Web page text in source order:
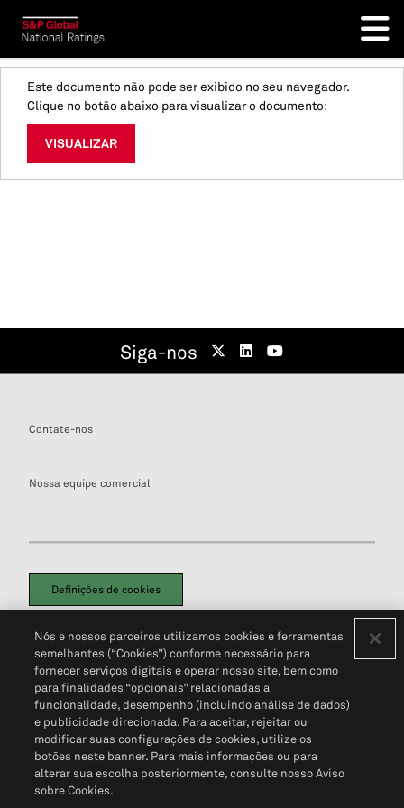
Este documento não pode ser exibido no seu navegador.
Clique no botão abaixo para visualizar o documento:
VISUALIZAR
Siga-nos
Contate-nos
Nossa equipe comercial
Definições de cookies
Política de PrivacidadePortal de privacidade do cliente (em inglês)
Não Venda Minhas Informações Pessoais© 2026 S&P Global
Nós e nossos parceiros utilizamos cookies e ferramentas
semelhantes (“Cookies”) conforme necessário para
fornecer serviços digitais e operar nosso site, bem como
para finalidades “opcionais” relacionadas a
funcionalidade, desempenho (incluindo análise de dados)
e publicidade direcionada. Para aceitar, rejeitar ou
modificar suas configurações de cookies, utilize os
botões neste banner. Para mais informações ou para
alterar sua escolha posteriormente, consulte nosso Aviso
sobre Cookies.